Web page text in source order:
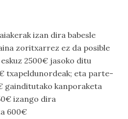
izan dira babesle
zoritxarrez ez da posible
2500€ jasoko ditu
txapeldunordeak; eta parte-
gainditutako kanporaketa
izango dira
600€